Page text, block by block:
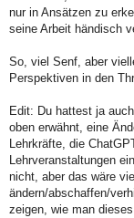
nur in Ansätzen zu
seine Arbeit händisch
So, viel Senf, aber
Perspektiven in den
Edit: Du hattest ja
oben erwähnt, eine
Lehrkräfte, die
Lehrveranstaltungen
nicht, aber das wäre
ändern/abschaffen/
zeigen, wie man